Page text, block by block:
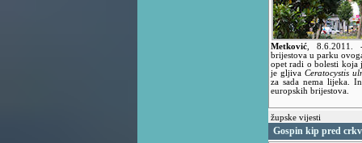
Metković ,8.6.2011.
brijestova u parku
opet radi o bolesti koja
je gljiva Ceratocystis
za sada nema lijeka.
europskih brijestova.
župske vijesti
Gospin kip pred